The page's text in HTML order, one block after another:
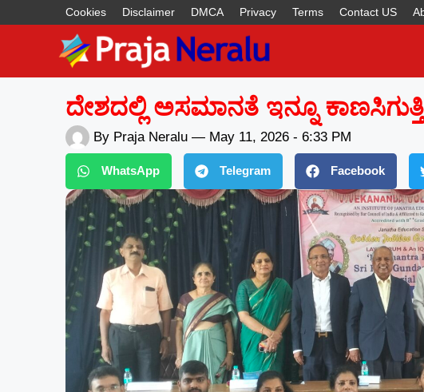
Cookies Disclaimer DMCA Privacy Terms Contact US
ದೇಶದಲ್ಲಿ ಅಸಮಾನತೆ ಇನ್ನೂ
By Praja Neralu — May 11, 2026 - 6:33 PM
WhatsApp Telegram Facebook